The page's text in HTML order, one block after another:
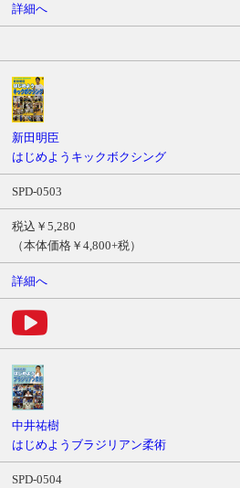
詳細へ
新田明臣
はじめようキックボクシング
SPD-0503
税込￥5,280
（本体価格￥4,800+税）
詳細へ
中井祐樹
はじめようブラジリアン柔術
SPD-0504